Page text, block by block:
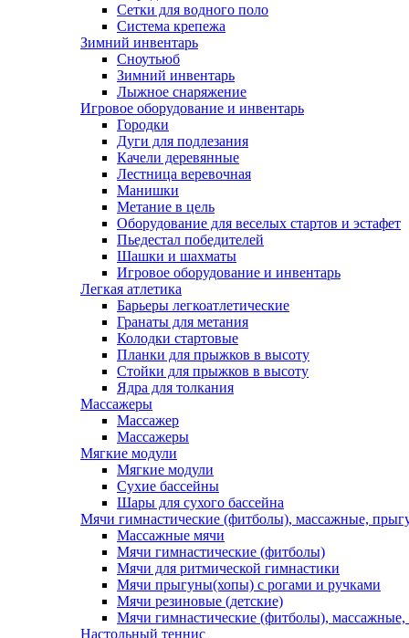
Сетки для водного поло
Система крепежа
Зимний инвентарь
Сноутьюб
Зимний инвентарь
Лыжное снаряжение
Игровое оборудование и инвентарь
Городки
Дуги для подлезания
Качели деревянные
Лестница веревочная
Манишки
Метание в цель
Оборудование для веселых стартов и эстафет
Пьедестал победителей
Шашки и шахматы
Игровое оборудование и инвентарь
Легкая атлетика
Барьеры легкоатлетические
Гранаты для метания
Колодки стартовые
Планки для прыжков в высоту
Стойки для прыжков в высоту
Ядра для толкания
Массажеры
Массажер
Массажеры
Мягкие модули
Мягкие модули
Сухие бассейны
Шары для сухого бассейна
Мячи гимнастические (фитболы), массажные,
Массажные мячи
Мячи гимнастические (фитболы)
Мячи для ритмической гимнастики
Мячи прыгуны(хопы) с рогами и ручками
Мячи резиновые (детские)
Мячи гимнастические (фитболы),
Настольный теннис